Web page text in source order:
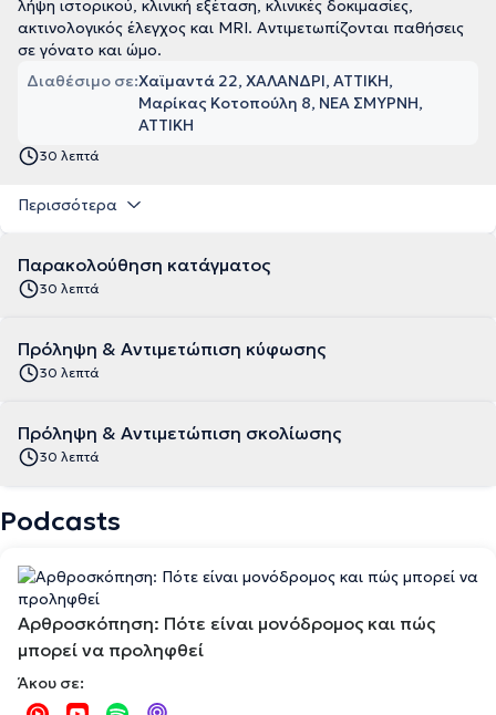
λήψη ιστορικού, κλινική εξέταση, κλινικές δοκιμασίες,
ακτινολογικός έλεγχος και MRI. Αντιμετωπίζονται παθήσεις
σε γόνατο και ώμο.
Διαθέσιμο σε:Χαϊμαντά 22, ΧΑΛΑΝΔΡΙ, ΑΤΤΙΚΗ
Μαρίκας Κοτοπούλη 8, ΝΕΑ ΣΜΥΡΝΗ,
ΑΤΤΙΚΗ
30 λεπτά
Περισσότερα
Παρακολούθηση κατάγματος
30 λεπτά
Πρόληψη & Αντιμετώπιση κύφωσης
30 λεπτά
Πρόληψη & Αντιμετώπιση σκολίωσης
30 λεπτά
Podcasts
Αρθροσκόπηση: Πότε είναι μονόδρομος και πώς
μπορεί να προληφθεί
Άκου σε: